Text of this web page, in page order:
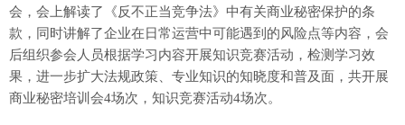
会，会上解读了《反不正当竞争法》中有关商业秘密保护的条
款，同时讲解了企业在日常运营中可能遇到的风险点等内容，会
后组织参会人员根据学习内容开展知识竞赛活动，检测学习效
果，进一步扩大法规政策、专业知识的知晓度和普及面，共开展
商业秘密培训会4场次，知识竞赛活动4场次。